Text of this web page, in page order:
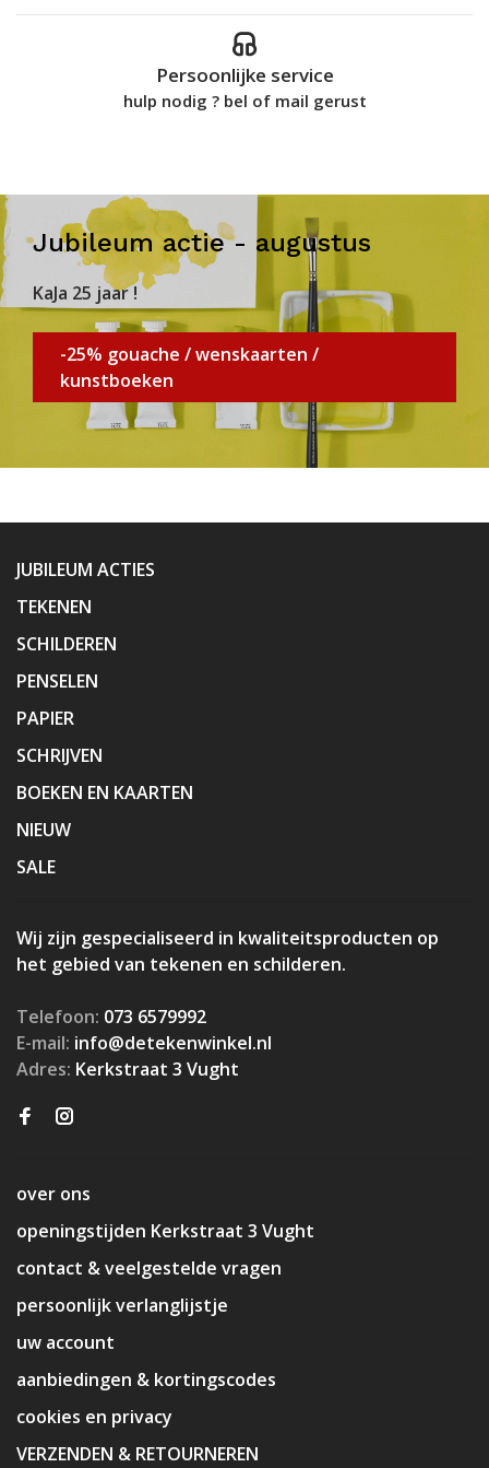
Persoonlijke service
hulp nodig ? bel of mail gerust
Jubileum actie - augustus
KaJa 25 jaar !
-25% gouache / wenskaarten /
kunstboeken
JUBILEUM ACTIES
TEKENEN
SCHILDEREN
PENSELEN
PAPIER
SCHRIJVEN
BOEKEN EN KAARTEN
NIEUW
SALE
Wij zijn gespecialiseerd in kwaliteitsproducten op
het gebied van tekenen en schilderen.
Telefoon: 073 6579992
E-mail: info@detekenwinkel.nl
Adres: Kerkstraat 3 Vught
over ons
openingstijden Kerkstraat 3 Vught
contact & veelgestelde vragen
persoonlijk verlanglijstje
uw account
aanbiedingen & kortingscodes
cookies en privacy
VERZENDEN & RETOURNEREN